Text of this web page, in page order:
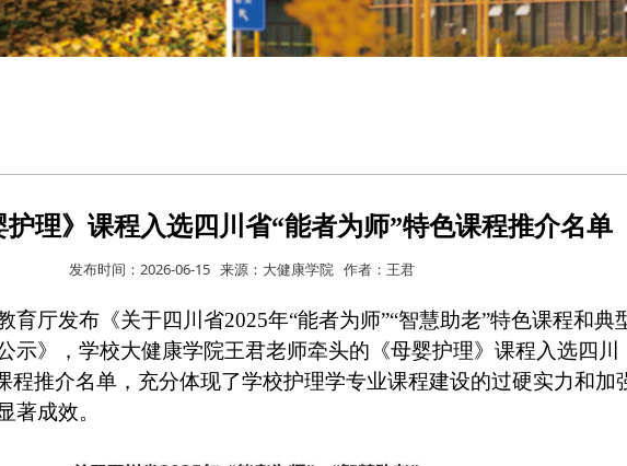
护理》课程入选四川省“能者为师”特色课程推介名单
发布时间：2026-06-15 来源：大健康学院 作者：王君
育厅发布《关于四川省2025年“能者为师”“智慧助老”特色课程和典
示》，学校大健康学院王君老师牵头的《母婴护理》课程入选四川
程推介名单，充分体现了学校护理学专业课程建设的过硬实力和加
著成效。